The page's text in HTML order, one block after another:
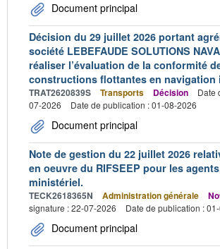
Document principal
Décision du 29 juillet 2026 portant
société LEBEFAUDE SOLUTIONS
réaliser l’évaluation de la conformité
constructions flottantes en navigation
TRAT2620839S Transports Décision
Date
07-2026
Date de publication : 01-08-2026
Document principal
Note de gestion du 22 juillet 2026
en oeuvre du RIFSEEP pour les
ministériel.
TECK2618365N Administration générale
signature : 22-07-2026
Date de publication :
Document principal